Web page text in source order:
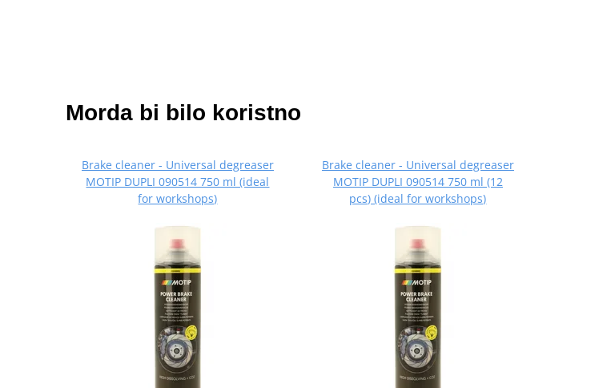
Morda bi bilo koristno
Brake cleaner - Universal degreaser
MOTIP DUPLI 090514 750 ml (ideal
for workshops)
Brake cleaner - Universal degreaser
MOTIP DUPLI 090514 750 ml (12
pcs) (ideal for workshops)